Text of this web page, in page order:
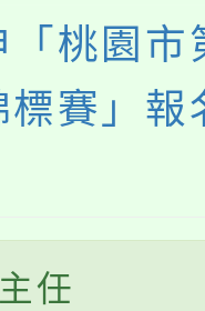
輔導中心
導、社會
「桃園市
賽」報
任